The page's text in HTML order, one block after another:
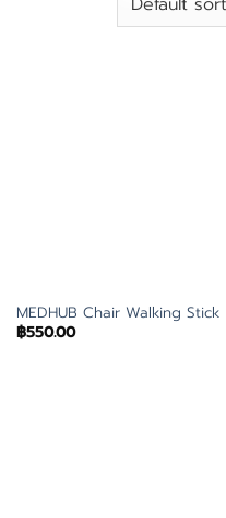
MEDHUB Chair Walking Stick
฿550.00